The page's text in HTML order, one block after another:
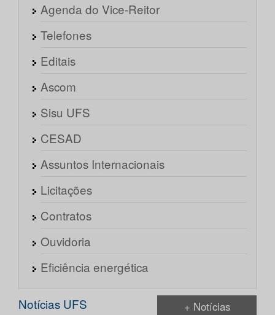
Agenda do Vice-Reitor
Telefones
Editais
Ascom
Sisu UFS
CESAD
Assuntos Internacionais
Licitações
Contratos
Ouvidoria
Eficiência energética
Notícias UFS + Notícias